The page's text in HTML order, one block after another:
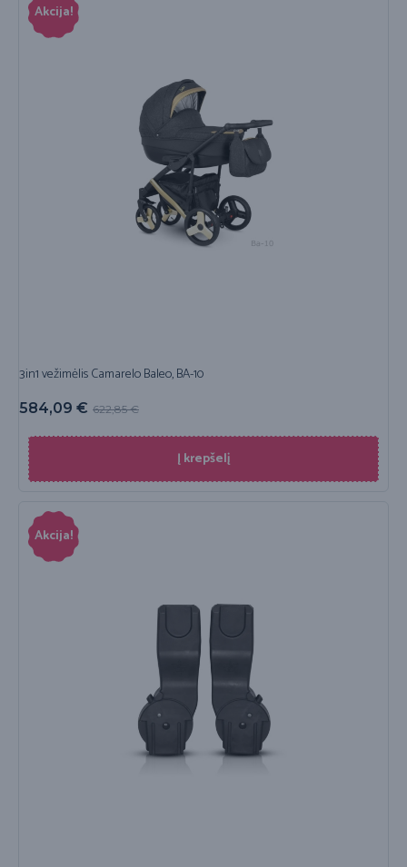
Akcija!
3in1 vežimėlis Camarelo Baleo, BA-10
622,85€
584,09 €
Į krepšelį
Akcija!